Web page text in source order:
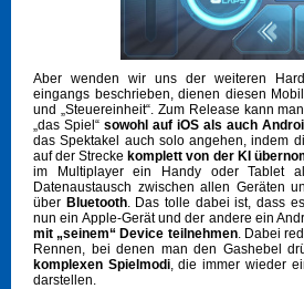
Aber wenden wir uns der weiteren
eingangs beschrieben, dienen diesen
und „Steuereinheit“. Zum Release kann
„das Spiel“ sowohl auf iOS als auch
das Spektakel auch solo angehen, indem
auf der Strecke komplett von der KI
im Multiplayer ein Handy oder Tablet
Datenaustausch zwischen allen Geräten
über Bluetooth. Das tolle dabei ist, dass
nun ein Apple-Gerät und der andere ein
mit „seinem“ Device teilnehmen. Dabei
Rennen, bei denen man den Gashebel
komplexen Spielmodi, die immer wieder
darstellen.